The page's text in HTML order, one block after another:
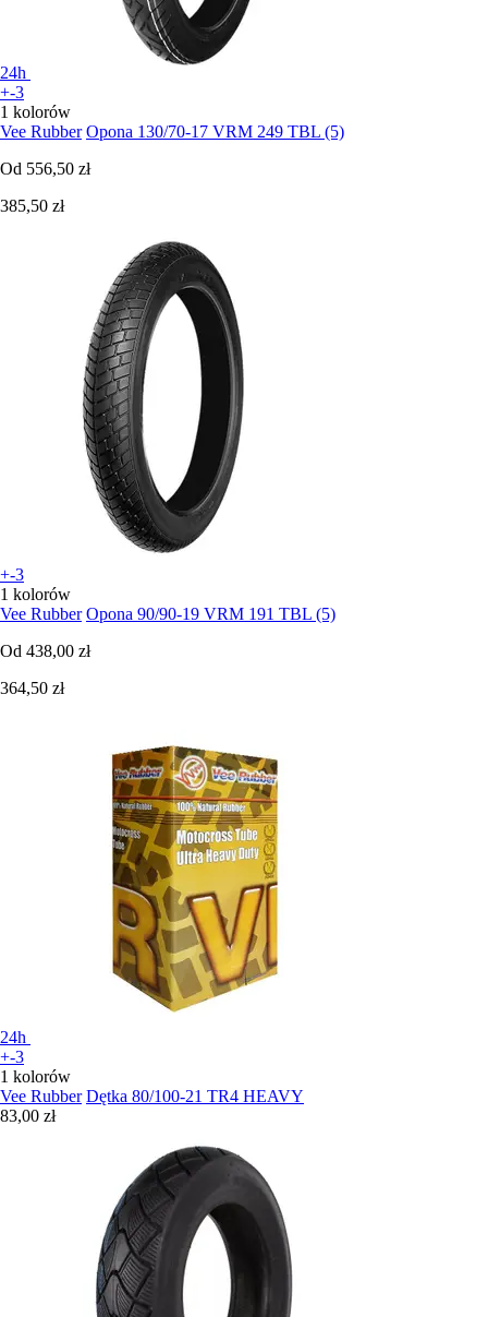
24h
+-3
1 kolorów
Vee Rubber Opona 130/70-17 VRM 249 TBL (5)
Od 556,50 zł
385,50 zł
+-3
1 kolorów
Vee Rubber Opona 90/90-19 VRM 191 TBL (5)
Od 438,00 zł
364,50 zł
24h
+-3
1 kolorów
Vee Rubber Dętka 80/100-21 TR4 HEAVY
83,00 zł